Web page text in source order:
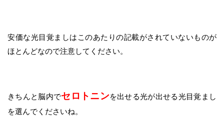
安価な光目覚ましはこのあたりの記載がされていないものが
ほとんどなので注意してください。
きちんと脳内でセロトニンを出せる光が出せる光目覚まし
を選んでくださいね。